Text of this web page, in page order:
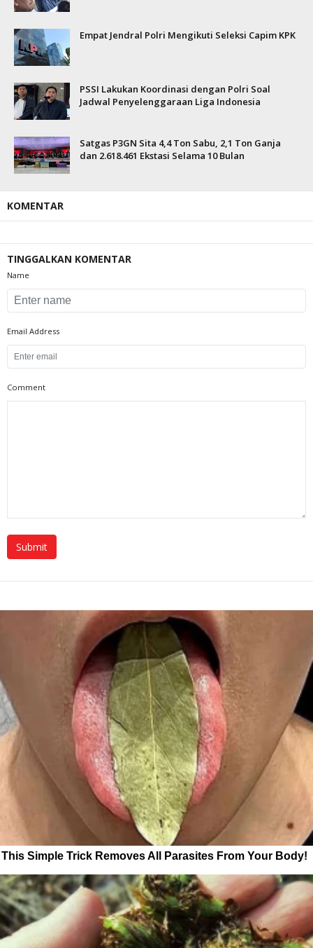
Empat Jendral Polri Mengikuti Seleksi Capim KPK
PSSI Lakukan Koordinasi dengan Polri Soal
Jadwal Penyelenggaraan Liga Indonesia
Satgas P3GN Sita 4,4 Ton Sabu, 2,1 Ton Ganja
dan 2.618.461 Ekstasi Selama 10 Bulan
KOMENTAR
TINGGALKAN KOMENTAR
Name
Email Address
Comment
This Simple Trick Removes All Parasites From Your Body!